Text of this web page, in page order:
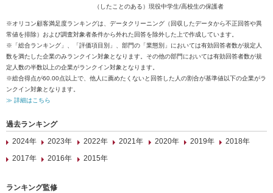
（したことのある）現役中学生/高校生の保護者
※オリコン顧客満足度ランキングは、データクリーニング（回収したデータから不正回答や異
常値を排除）および調査対象者条件から外れた回答を除外した上で作成しています。
※「総合ランキング」、「評価項目別」、部門の「業態別」においては有効回答者数が規定人
数を満たした企業のみランクイン対象となります。その他の部門においては有効回答者数が規
定人数の半数以上の企業がランクイン対象となります。
※総合得点が60.00点以上で、他人に薦めたくないと回答した人の割合が基準値以下の企業がラ
ンクイン対象となります。
≫ 詳細はこちら
過去ランキング
2024年
2023年 2022年 2021年 2020年 2019年
2018年
2017年
2016年 2015年
ランキング監修